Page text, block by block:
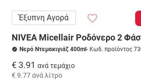
Έξυπνη Αγορά
NIVEA Micellair Ροδόνερο 2
Νερό Ντεμακιγιάζ 400ml - Κωδ. προϊόντος
€ 3.91 ανά τεμάχιο
€ 9.77ανά λίτρο